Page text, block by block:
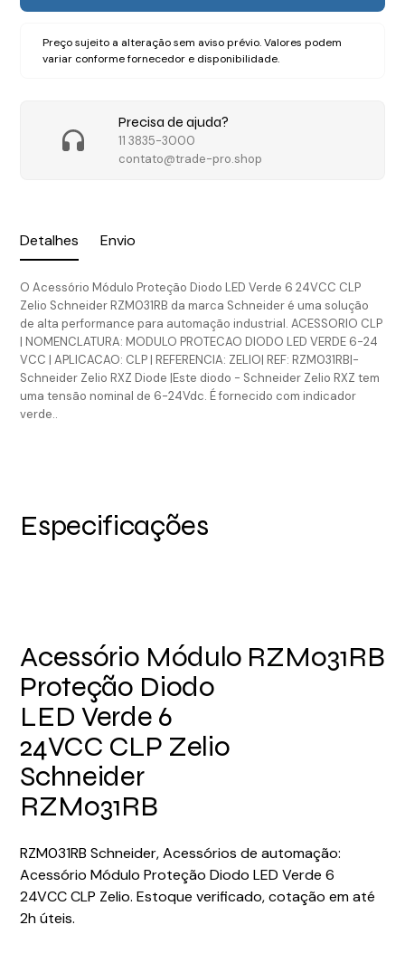
Detalhes Envio
O Acessório Módulo Proteção Diodo LED Verde 6 24VCC CLP
Zelio Schneider RZM031RB da marca Schneider é uma solução
de alta performance para automação industrial. ACESSORIO CLP
| NOMENCLATURA: MODULO PROTECAO DIODO LED VERDE 6-24
VCC | APLICACAO: CLP | REFERENCIA: ZELIO| REF: RZM031RB|-
Schneider Zelio RXZ Diode |Este diodo - Schneider Zelio RXZ tem
uma tensão nominal de 6-24Vdc. É fornecido com indicador
verde..
Preço sujeito a alteração sem aviso prévio. Valores podem
variar conforme fornecedor e disponibilidade.
Precisa de ajuda?
11 3835-3000
contato@trade-pro.shop
Especificações
Acessório Módulo
Proteção Diodo
LED Verde 6
24VCC CLP Zelio
Schneider
RZM031RB
RZM031RB
RZM031RB Schneider, Acessórios de automação:
Acessório Módulo Proteção Diodo LED Verde 6
24VCC CLP Zelio. Estoque verificado, cotação em até
2h úteis.